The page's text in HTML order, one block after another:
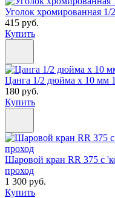
Уголок хромированная
415 руб.
Купить
Цанга 1/2 дюйма х 10 мм
180 руб.
Купить
Шаровой кран RR 375 с
проход
1 300 руб.
Купить